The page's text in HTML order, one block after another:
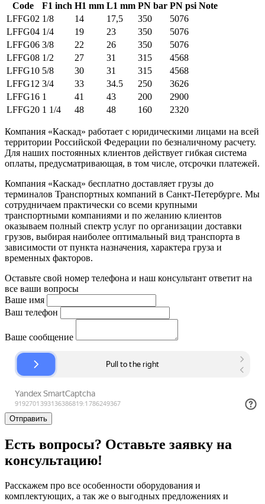
Code F1 inch H1 mm L1 mm PN bar PN psi Note
LFFG02 1/8 14 17,5 350
5076
LFFG04 1/4 19 23 350
5076
LFFG06 3/8 22 26 350
5076
LFFG08 1/2 27 31 315
4568
LFFG10 5/8 30 31 315
4568
LFFG12 3/4 33 34.5 250
3626
LFFG16 1 41 43 200
2900
LFFG20 1 1/4 48 48 160 2320
Компания «Каскад» работает с юридическими лицами на всей
территории Российской Федерации по безналичному расчету.
Для наших постоянных клиентов действует гибкая система
оплаты, предусматривающая, в том числе, отсрочки платежей.
Компания «Каскад» бесплатно доставляет грузы до
терминалов Транспортных компаний в Санкт-Петербурге. Мы
сотрудничаем практически со всеми крупными
транспортными компаниями и по желанию клиентов
оказываем полный спектр услуг по организации доставки
грузов, выбирая наиболее оптимальный вид транспорта в
зависимости от пункта назначения, характера груза и
временных факторов.
Оставьте свой номер телефона и наш консультант ответит на
все ваши вопросы
Ваше имя
Ваш телефон
Ваше сообщение
Отправить
Есть вопросы? Оставьте заявку на
консультацию!
Расскажем про все особенности оборудования и
комплектующих, а так же о выгодных предложениях и